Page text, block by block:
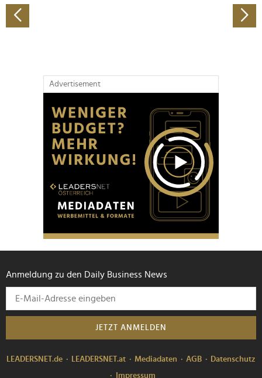
gesammelt haben.
Advertisement
Anmeldung zu den Daily Business News
JETZT ANMELDEN
LEADERSNET.de LEADERSNET.at Mediadaten AGB
Datenschutz
Impressum